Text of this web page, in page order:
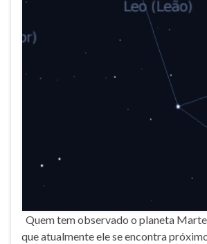
Quem tem observado o planeta
que atualmente ele se encontra